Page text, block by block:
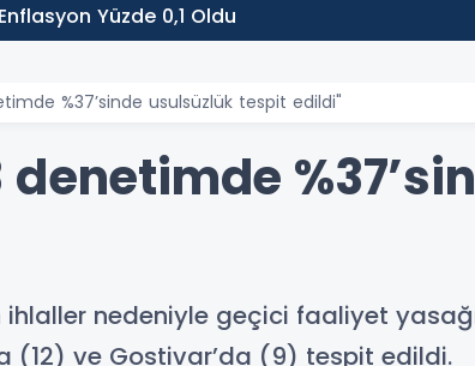
Yüzde 0,1 Oldu
%37’sinde usulsüzlük tespit edildi"
nedeniyle geçici faaliyet
(12) ve Gostivar’da (9) tespit edildi.